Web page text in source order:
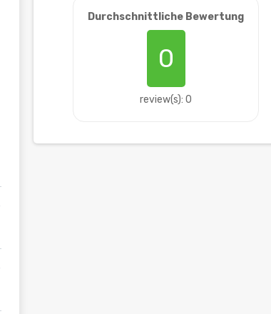
Durchschnittliche Bewertung
0
review(s): 0